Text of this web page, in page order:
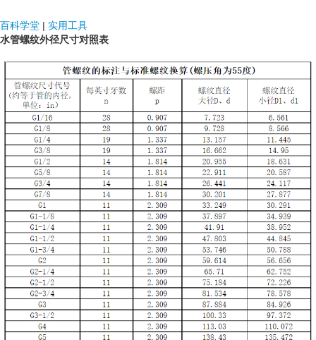
百科学堂 | 实用工具
水管螺纹外径尺寸对照表